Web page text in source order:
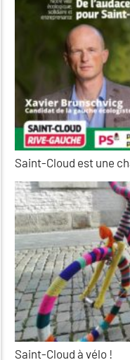
Saint-Cloud est une
Saint-Cloud à vélo !